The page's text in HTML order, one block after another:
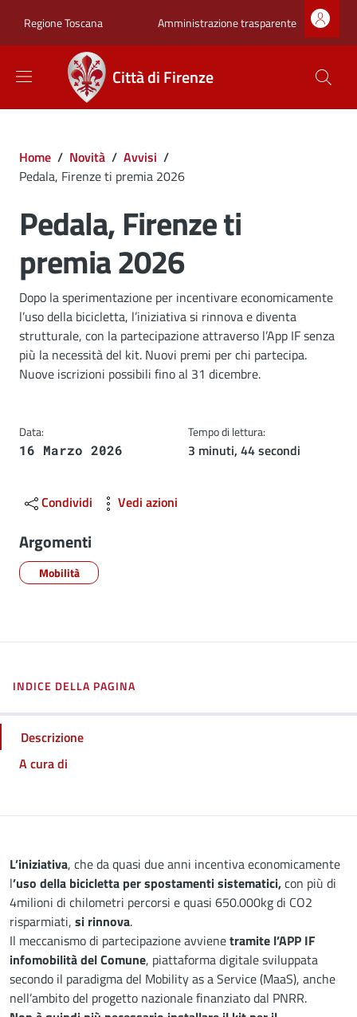
Regione Toscana Zona superiore
Amministrazione trasparente
Città di Firenze
Briciole di pane
Home / Novità / Avvisi /
Pedala, Firenze ti premia 2026
Pedala, Firenze ti
premia 2026
Dettagli
Descrizione breve
Dopo la sperimentazione per incentivare economicamente
l’uso della bicicletta, l’iniziativa si rinnova e diventa
strutturale, con la partecipazione attraverso l’App IF senza
più la necessità del kit. Nuovi premi per chi partecipa.
Nuove iscrizioni possibili fino al 31 dicembre.
Data:
16 Marzo 2026
Tempo di lettura:
3 minuti, 44 secondi
Condividi Vedi azioni
Argomenti
Mobilità
INDICE DELLA PAGINA
Descrizione
A cura di
Descrizione
L’iniziativa, che da quasi due anni incentiva economicamente
l’uso della bicicletta per spostamenti sistematici,con più di
4milioni di chilometri percorsi e quasi 650.000kg di CO2
risparmiati, si rinnova.
Il meccanismo di partecipazione avvienetramite l’APP IF
infomobilità del Comune, piattaforma digitale sviluppata
secondo il paradigma del Mobility as a Service (MaaS), anche
nell’ambito del progetto nazionale finanziato dal PNRR.